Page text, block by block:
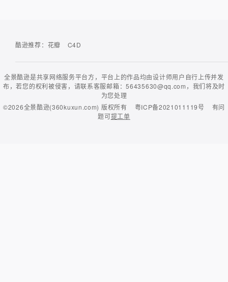
酷逊推荐： 花瓣 C4D
全景酷逊是共享网络服务平台方，平台上的作品均由设计师用户自行上传并发
布，若您的权利被侵害，请联系客服邮箱：56435630@qq.com，我们将及时
为您处理
©2026全景酷逊(360kuxun.com) 版权所有 粤ICP备2021011119号
有问
题可提工单